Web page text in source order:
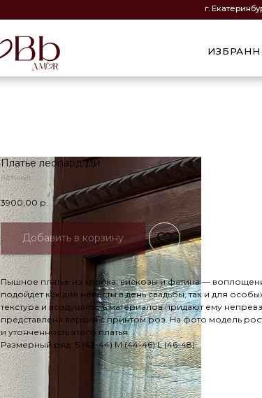
г. Екатеринбург, Малышева 19, офис
Платье леопард Ди
Артикул:
3900,00 р.
Добавить в корзину
Пышное платье из хлопка, вискозы и фатина —
подойдет как для невесты в день свадьбы, так и для
текстура и воздушность материалов придают ему
представлена версия с принтом роз. На фото модель
и утонченность этого платья.
Размерный ряд: S (42-44) М (44-46) L (46-48)